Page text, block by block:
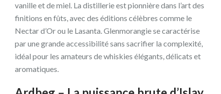
vanille et de miel. La distillerie est pionnière dans l’art des
finitions en fûts, avec des éditions célèbres comme le
Nectar d’Or ou le Lasanta. Glenmorangie se caractérise
par une grande accessibilité sans sacrifier la complexité,
idéal pour les amateurs de whiskies élégants, délicats et
aromatiques.